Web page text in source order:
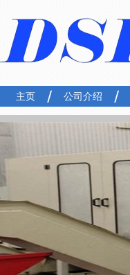
主页 公司介绍